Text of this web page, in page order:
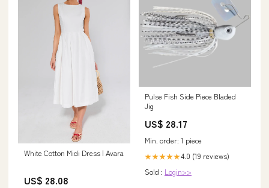
White Cotton Midi Dress | Avara
US$ 28.08
Pulse Fish Side Piece Bladed
Jig
US$ 28.17
Min. order: 1 piece
★★★★★4.0 (19 reviews)
Sold : Login>>